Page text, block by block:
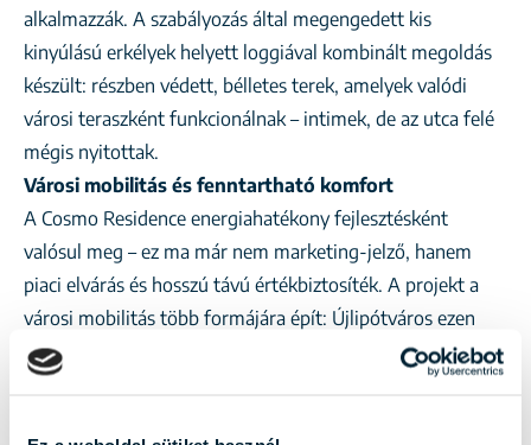
alkalmazzák. A szabályozás által megengedett kis
kinyúlású erkélyek helyett loggiával kombinált megoldás
készült: részben védett, bélletes terek, amelyek valódi
városi teraszként funkcionálnak – intimek, de az utca felé
mégis nyitottak.
Városi mobilitás és fenntartható komfort
A Cosmo Residence energiahatékony fejlesztésként
valósul meg – ez ma már nem marketing-jelző, hanem
piaci elvárás és hosszú távú értékbiztosíték. A projekt a
városi mobilitás több formájára épít: Újlipótváros ezen
része metróval, busszal, trolival és kerékpáros